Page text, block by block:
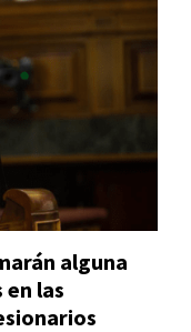
alguna
en las